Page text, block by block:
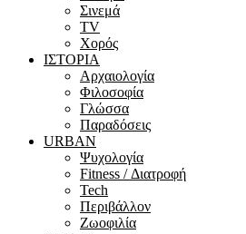
Σινεμά
ΤV
Χορός
ΙΣΤΟΡΙΑ
Αρχαιολογία
Φιλοσοφία
Γλώσσα
Παραδόσεις
URBAN
Ψυχολογία
Fitness / Διατροφή
Tech
Περιβάλλον
Ζωοφιλία